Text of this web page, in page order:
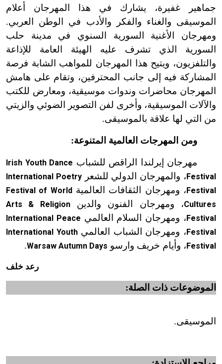
جماهير غفيرة، يشارك في هذا المهرجان أعلام
الموسيقى والغناء والفكر والأدب في الوطن العربي.
ومهرجان الأغنية السورية السنوي في مدينة حلب
السورية الذي تشرف عليه الهيئة العامة للإذاعة
والتلفزيون، ويتيح هذا المهرجان للمواهب الشابة فرصة
المشاركة فيه إلى جانب المحترفين، وتقام على هامش
المهرجان محاضرات وندوات موسيقية، ومعارض للكتب
والآلات الموسيقية، وأخرى لفن التصوير الضوئي والزيتي
من التي لها علاقة بالموسيقى.
ومن المهرجات العالمية المتنوعة:
مهرجان إيرلندا الراقص للشباب Irish Youth Dance
Festival ، والمهرجان الدولي للشعرInternational Poetry
Festival ، ومهرجان الثقافات العالميةFestival of World
Cultures، ومهرجان الفنون والدينArts & Religion
Festival ، ومهرجان السلام العالمي International Peace
Festival ، ومهرجان الشباب العالميInternational Youth
Festival ، وأيام خريف وارسو Warsaw Autumn Days
.
رعد خلف
الموضوعات ذات الصلة:
الموسيقى.